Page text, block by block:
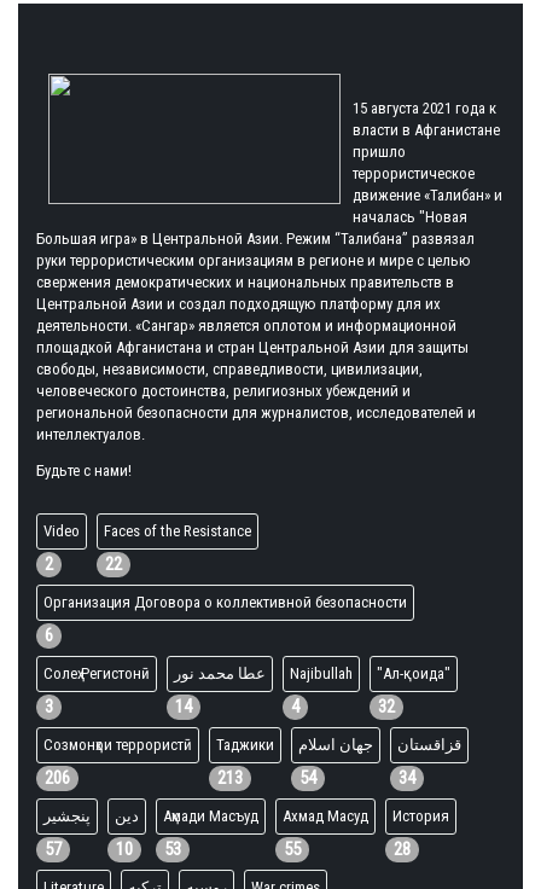
15 августа 2021 года к
власти в Афганистане
пришло
террористическое
движение «Талибан» и
началась "Новая
Большая игра» в Центральной Азии. Режим “Талибана” развязал
руки террористическим организациям в регионе и мире с целью
свержения демократических и национальных правительств в
Центральной Азии и создал подходящую платформу для их
деятельности. «Сангар» является оплотом и информационной
площадкой Афганистана и стран Центральной Азии для защиты
свободы, независимости, справедливости, цивилизации,
человеческого достоинства, религиозных убеждений и
региональной безопасности для журналистов, исследователей и
интеллектуалов.
Будьте с нами!
Video
2
Faces of the Resistance
22
Организация Договора о коллективной безопасности
6
Солеҳ Регистонӣ
3
عطا محمد نور
14
Najibullah
4
"Ал-қоида"
32
Созмонҳои террористӣ
206
Таджики
213
جهان اسلام
54
قزاقستان
34
پنجشیر
57
دین
10
Аҳмади Масъуд
53
Ахмад Масуд
55
История
28